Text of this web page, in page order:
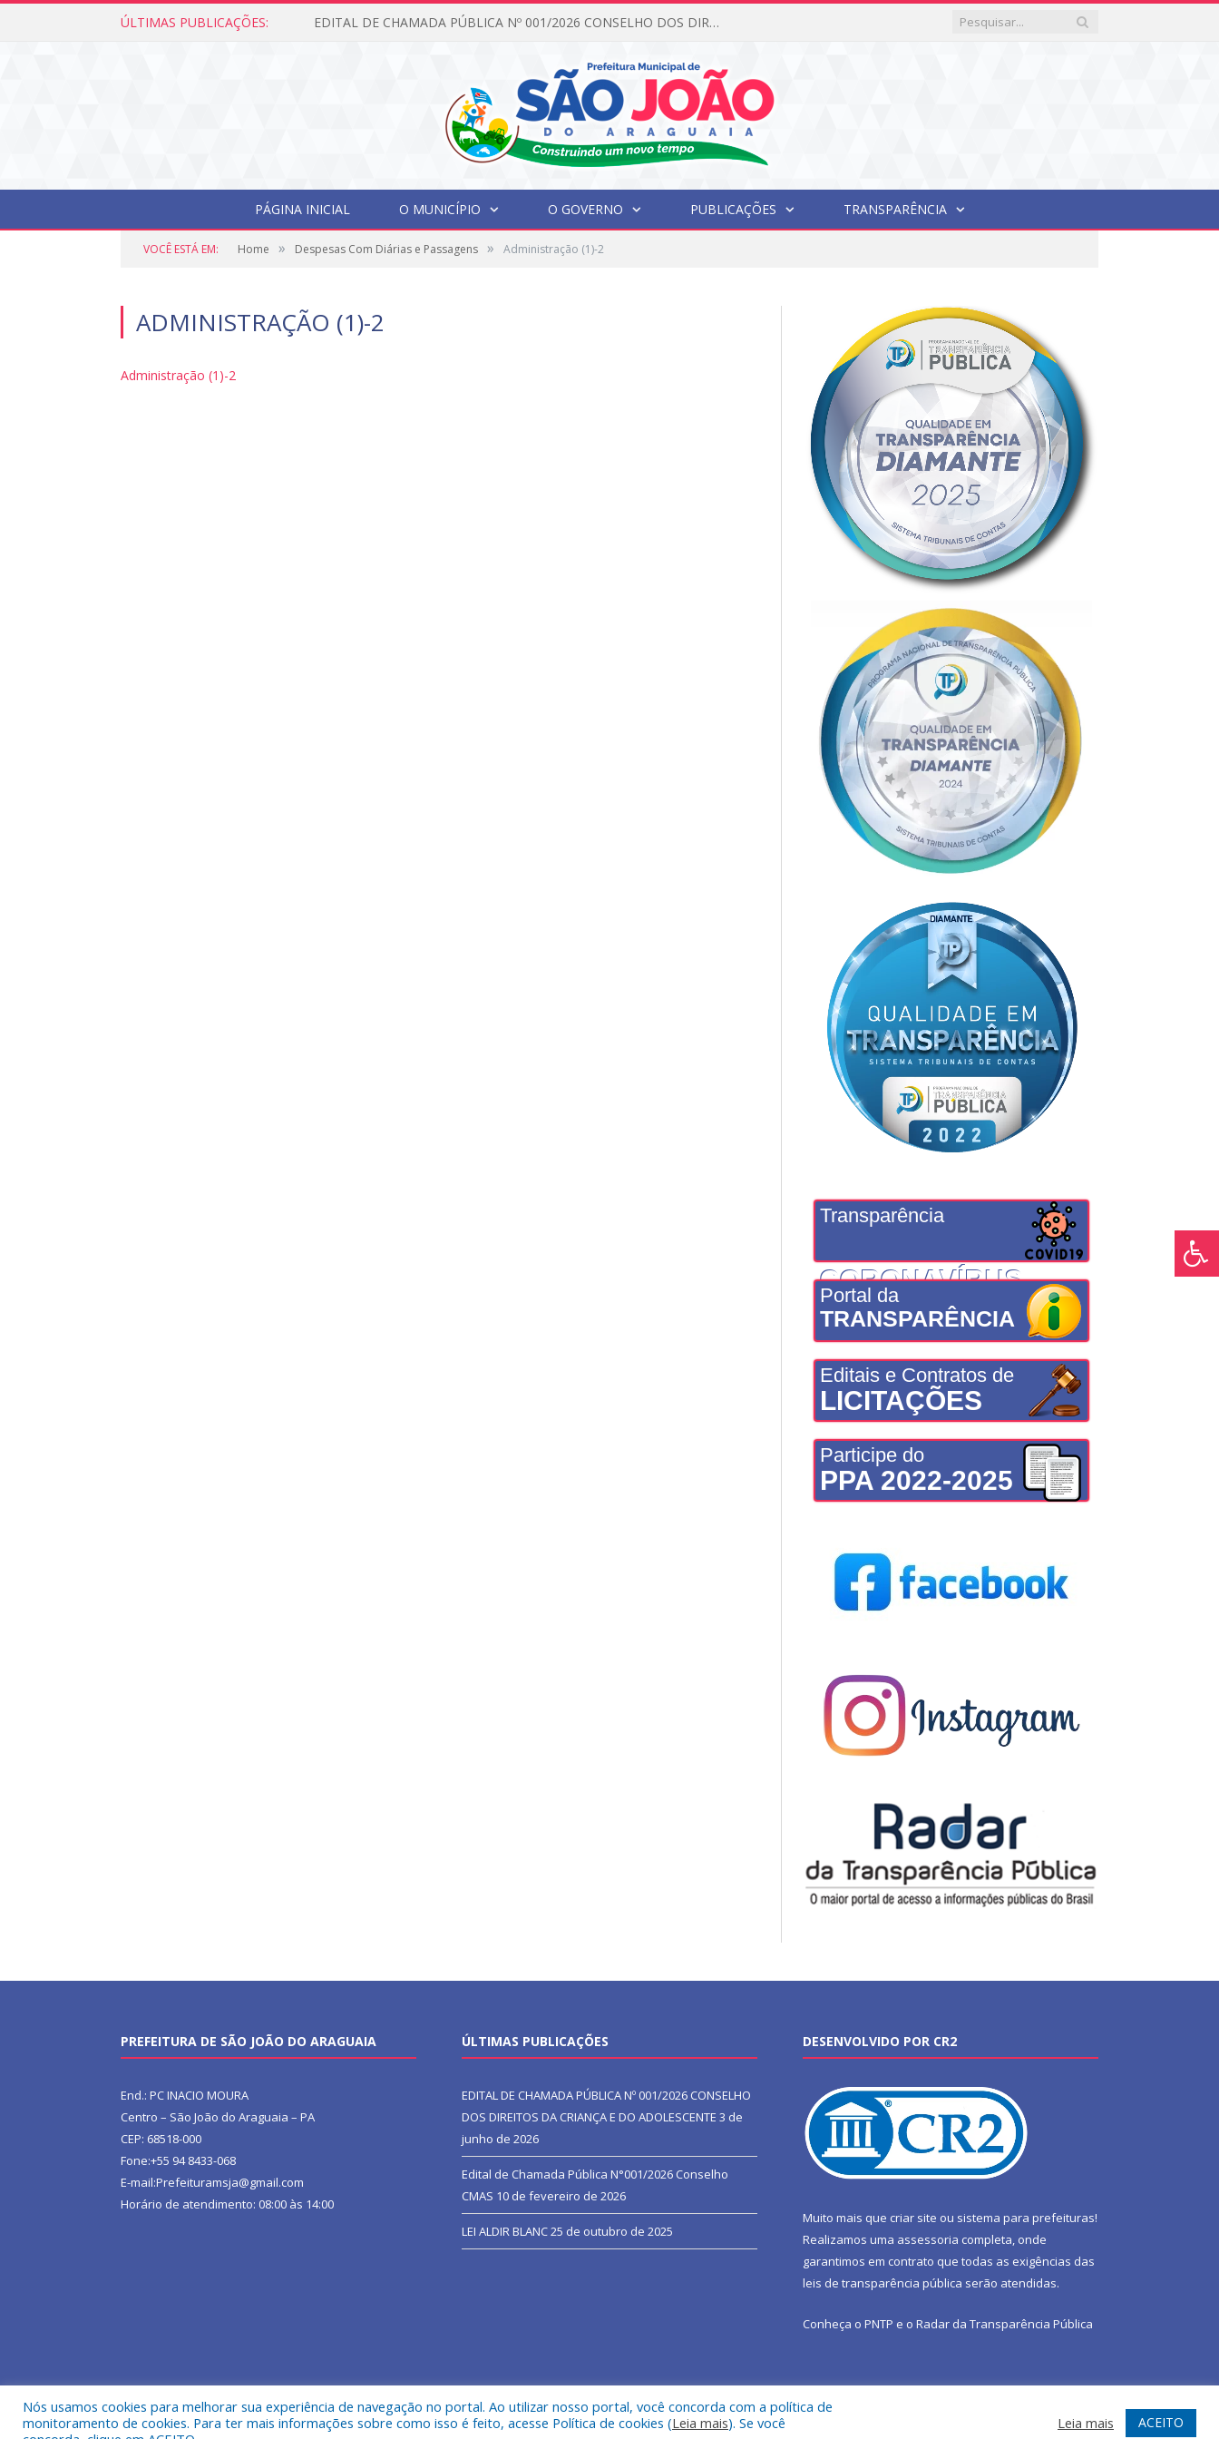
ÚLTIMAS PUBLICAÇÕES: EDITAL DE CHAMADA PÚBLICA Nº 001/2026 CONSELHO DOS DIREITOS DA CRIANÇA E DO ADOLESCENTE
PÁGINA INICIAL O MUNICÍPIO O GOVERNO PUBLICAÇÕES TRANSPARÊNCIA
VOCÊ ESTÁ EM: Home » Despesas Com Diárias e Passagens » Administração (1)-2
ADMINISTRAÇÃO (1)-2
Administração (1)-2
Transparência
CORONAVÍRUS
Portal da
TRANSPARÊNCIA
Editais e Contratos de
LICITAÇÕES
Participe do
PPA 2022-2025
PREFEITURA DE SÃO JOÃO DO ARAGUAIA
End.: PC INACIO MOURA
Centro – São João do Araguaia – PA
CEP: 68518-000
Fone:+55 94 8433-068
E-mail:Prefeituramsja@gmail.com
Horário de atendimento: 08:00 às 14:00
ÚLTIMAS PUBLICAÇÕES
EDITAL DE CHAMADA PÚBLICA Nº 001/2026 CONSELHO
DOS DIREITOS DA CRIANÇA E DO ADOLESCENTE 3 de
junho de 2026
Edital de Chamada Pública N°001/2026 Conselho
CMAS 10 de fevereiro de 2026
LEI ALDIR BLANC25 de outubro de 2025
DESENVOLVIDO POR CR2
Muito mais que criar site ou sistema para prefeituras!
Realizamos uma assessoria completa, onde
garantimos em contrato que todas as exigências das
leis de transparência pública serão atendidas.
Conheça o PNTP e o Radar da Transparência Pública
Todos os direitos reservados a Prefeitura Municipal de São João do Araguaia. Mapa do Site Acessar Webmail
Nós usamos cookies para melhorar sua experiência de navegação no portal. Ao utilizar nosso portal, você concorda com a política de
monitoramento de cookies. Para ter mais informações sobre como isso é feito, acesse Política de cookies (Leia mais). Se você
Leia mais ACEITO